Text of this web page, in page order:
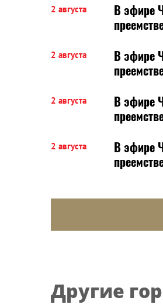
2 августа
В эфире
2 августа
В эфире
2 августа
В эфире
2 августа
В эфире
Другие